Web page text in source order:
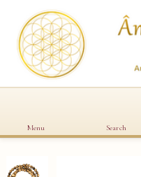
Menu Search